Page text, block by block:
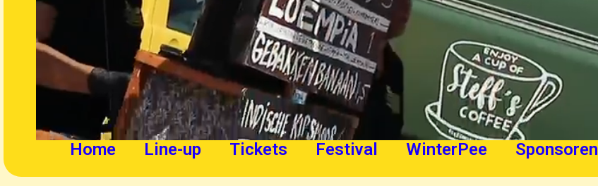
Home Line-up Tickets Festival WinterPee Sponsoren